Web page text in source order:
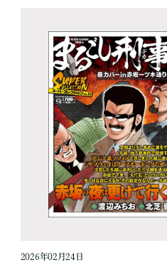
2026年02月24日